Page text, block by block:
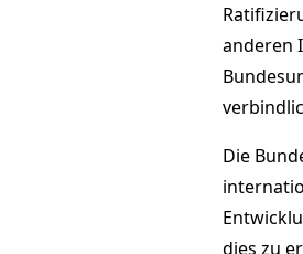
anderen
Die
dies zu